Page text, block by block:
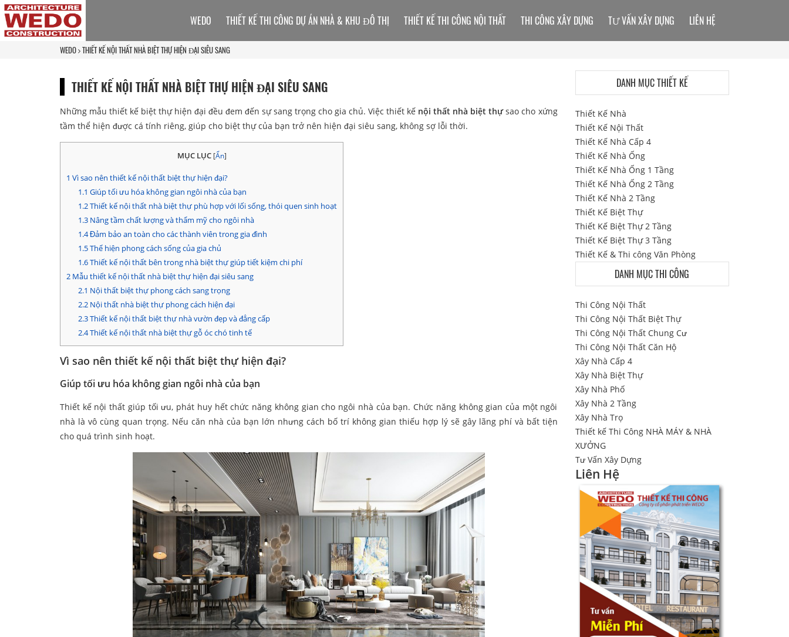
WEDO THIẾT KẾ NỘI THẤT NHÀ BIỆT THỰ HIỆN ĐẠI SIÊU SANG
THIẾT KẾ NỘI THẤT NHÀ BIỆT THỰ HIỆN ĐẠI SIÊU SANG
Những mẫu thiết kế biệt thự hiện đại đều đem đến sự sang trọng cho gia chủ. Việc thiết kế nội thất nhà biệt thựsao cho xứng
tầm thể hiện được cá tính riêng, giúp cho biệt thự của bạn trở nên hiện đại siêu sang, không sợ lỗi thời.
MỤC LỤC [Ẩn]
1 Vì sao nên thiết kế nội thất biệt thự hiện đại?
1.1 Giúp tối ưu hóa không gian ngôi nhà của bạn
1.2Thiết kế nội thất nhà biệt thự phù hợp với lối sống, thói quen sinh hoạt
1.3Nâng tầm chất lượng và thẩm mỹ cho ngôi nhà
1.4Đảm bảo an toàn cho các thành viên trong gia đình
1.5Thể hiện phong cách sống của gia chủ
1.6Thiết kế nội thất bên trong nhà biệt thự giúp tiết kiệm chi phí
2 Mẫu thiết kế nội thất nhà biệt thự hiện đại siêu sang
2.1 Nội thất biệt thự phong cách sang trọng
2.2Nội thất nhà biệt thự phong cách hiện đại
2.3Thiết kế nội thất biệt thự nhà vườn đẹp và đẳng cấp
2.4Thiết kế nội thất nhà biệt thự gỗ óc chó tinh tế
Vì sao nên thiết kế nội thất biệt thự hiện đại?
Giúp tối ưu hóa không gian ngôi nhà của bạn
Thiết kế nội thất giúp tối ưu, phát huy hết chức năng không gian cho ngôi nhà của bạn. Chức năng không gian của một ngôi
nhà là vô cùng quan trọng. Nếu căn nhà của bạn lớn nhưng cách bố trí không gian thiếu hợp lý sẽ gây lãng phí và bất tiện
cho quá trình sinh hoạt.
WEDO THIẾT KẾ THI CÔNG DỰ ÁN NHÀ & KHU ĐÔ THỊ THIẾT KẾ THI CÔNG NỘI THẤT THI CÔNG XÂY DỰNG TƯ VẤN XÂY DỰNG LIÊN HỆ
DANH MỤC THIẾT KẾ
Thiết Kế Nhà
Thiết Kế Nội Thất
Thiết Kế Nhà Cấp 4
Thiết Kế Nhà Ống
Thiết Kế Nhà Ống 1 Tầng
Thiết Kế Nhà Ống 2 Tầng
Thiết Kế Nhà 2 Tầng
Thiết Kế Biệt Thự
Thiết Kế Biệt Thự 2 Tầng
Thiết Kế Biệt Thự 3 Tầng
Thiết Kế & Thi công Văn Phòng
DANH MỤC THI CÔNG
Thi Công Nội Thất
Thi Công Nội Thất Biệt Thự
Thi Công Nội Thất Chung Cư
Thi Công Nội Thất Căn Hộ
Xây Nhà Cấp 4
Xây Nhà Biệt Thự
Xây Nhà Phố
Xây Nhà 2 Tầng
Xây Nhà Trọ
Thiết kế Thi Công NHÀ MÁY & NHÀ
XƯỞNG
Tư Vấn Xây Dựng
Liên Hệ